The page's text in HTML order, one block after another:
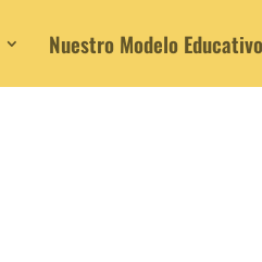
Nuestro Modelo Educativo